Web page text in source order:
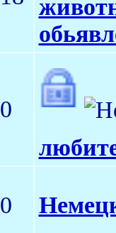
0
0